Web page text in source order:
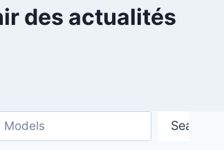
des actualités
Search